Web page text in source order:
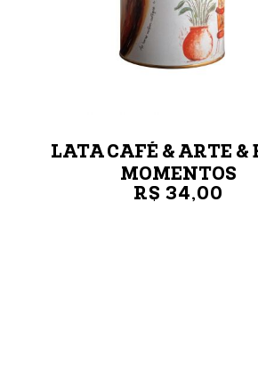
LATA CAFÉ & ARTE &
MOMENTOS
LATA 250G
R$ 34,00